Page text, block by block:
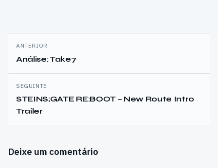
Navegação
de
artigos
ANTERIOR
Análise: Take7
SEGUINTE
STEINS;GATE RE:BOOT – New Route Intro
Trailer
Deixe um comentário